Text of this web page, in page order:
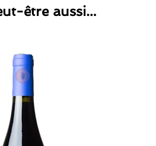
être aussi…